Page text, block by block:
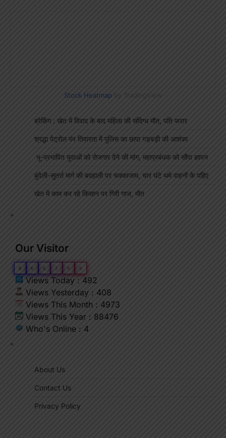
Stock Heatmap by TradingView
ब्रेकिंग : खेत में विवाद के बाद महिला की संदिग्ध मौत, पति फरार
श्रद्धा पेट्रोल पंप तिवारता में पुलिस का छापा गड़बड़ी की आशंका
भू-प्रभावित युवाओं को रोजगार देने की मांग, महाप्रबंधक को सौंपा ज्ञापन
बुंदेली-सुतर्रा मार्ग की बदहाली पर चक्काजाम, चार घंटे थमे वाहनों के पहिए
खेत में काम कर रहे किसान पर गिरी गाज, मौत
"
Our Visitor
0 6 6 2 9 9
Views Today : 492
Views Yesterday : 408
Views This Month : 4973
Views This Year : 88476
Who's Online : 4
"
About Us
Contact Us
Privacy Policy